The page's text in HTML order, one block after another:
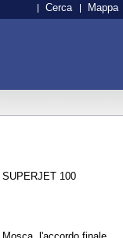
Cerca Mappa
SUPERJET 100